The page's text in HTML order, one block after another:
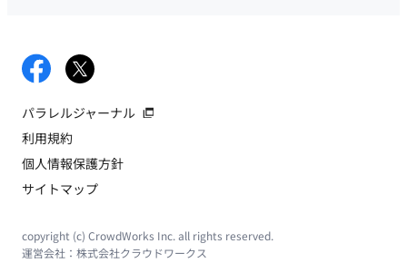
パラレルジャーナル
利用規約
個人情報保護方針
サイトマップ
copyright (c) CrowdWorks Inc. all rights reserved.
運営会社： 株式会社クラウドワークス